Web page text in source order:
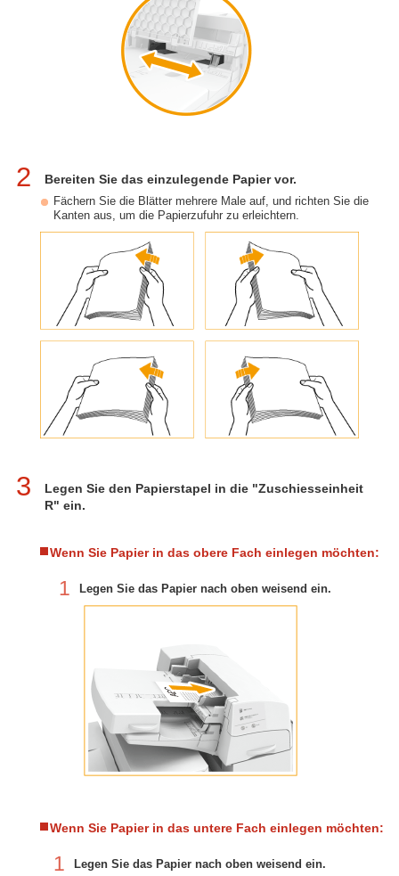
2 Bereiten Sie das einzulegende Papier vor.
Fächern Sie die Blätter mehrere Male auf, und richten Sie die
Kanten aus, um die Papierzufuhr zu erleichtern.
3
Legen Sie den Papierstapel in die "Zuschiesseinheit
R" ein.
Wenn Sie Papier in das obere Fach einlegen möchten:
1 Legen Sie das Papier nach oben weisend ein.
Wenn Sie Papier in das untere Fach einlegen möchten:
1 Legen Sie das Papier nach oben weisend ein.